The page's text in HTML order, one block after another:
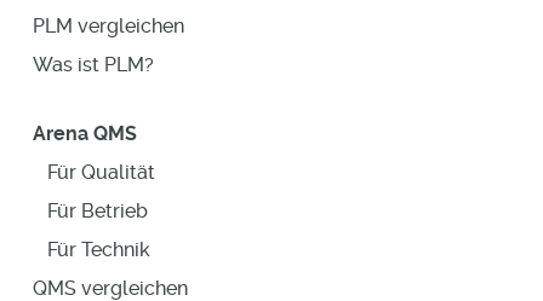
PLM vergleichen
Was ist PLM?
Arena QMS
Für Qualität
Für Betrieb
Für Technik
QMS vergleichen